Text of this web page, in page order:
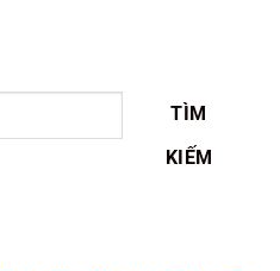
TÌM
KIẾM